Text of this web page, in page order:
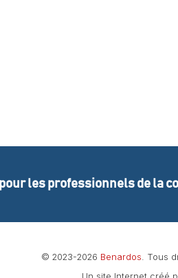
les professionnels de la
© 2023-2026 Benardos. Tous